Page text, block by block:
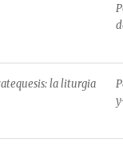
la liturgia